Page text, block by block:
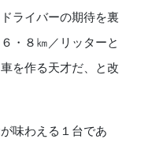
ライバーの期待を裏
・８㎞／ リッターと
を作る天才だ、と改
味わえる１台であ